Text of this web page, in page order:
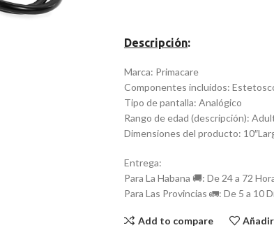
Descripción:
Marca: Primacare
Componentes incluidos:
Tipo de pantalla: Analógico
Rango de edad (descripción):
Dimensiones del producto:
Entrega:
Para La Habana 🚚: De 24 a 72
Para Las Provincias 🚛: De 5 a 10
Add to compare